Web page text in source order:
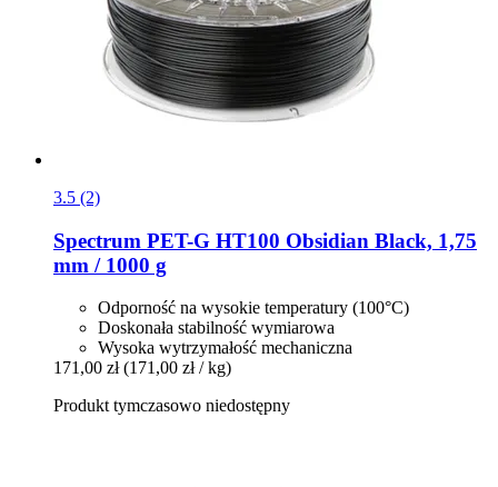
3.5 (2)
Spectrum PET-​G HT100 Obsidian Black, 1,75
mm / 1000 g
Odporność na wysokie temperatury (100°C)
Doskonała stabilność wymiarowa
Wysoka wytrzymałość mechaniczna
171,00 zł (171,00 zł / kg)
Produkt tymczasowo niedostępny